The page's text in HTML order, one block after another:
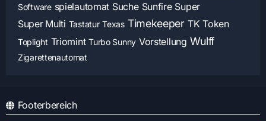
Software spielautomat Suche Sunfire Super
Super Multi Tastatur Texas Timekeeper TK Token
Toplight Triomint Turbo Sunny Vorstellung Wulff
Zigarettenautomat
Footerbereich